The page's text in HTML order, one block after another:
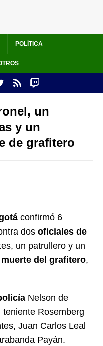
POLÍTICA
un
y un
de grafitero
confirmó 6
dos oficiales de
un patrullero y un
muerte del grafitero,
Nelson de
Rosemberg
Juan Carlos Leal
Payán.